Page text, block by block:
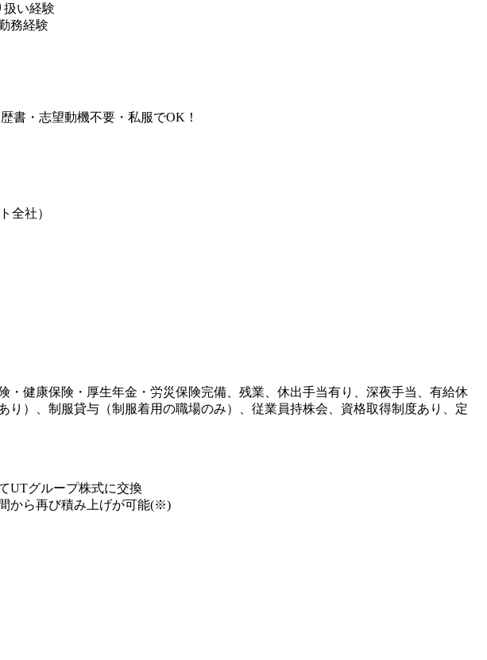
扱い経験
務経験
書・志望動機不要・私服でOK！
全社）
健康保険・厚生年金・労災保険完備、残業、休出手当有り、深夜手当、有給休
）、制服貸与（制服着用の職場のみ）、従業員持株会、資格取得制度あり、定
UTグループ株式に交換
から再び積み上げが可能(※)